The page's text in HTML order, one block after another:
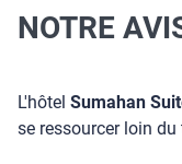
NOTRE
L'hôtel Sumahan
se ressourcer loin